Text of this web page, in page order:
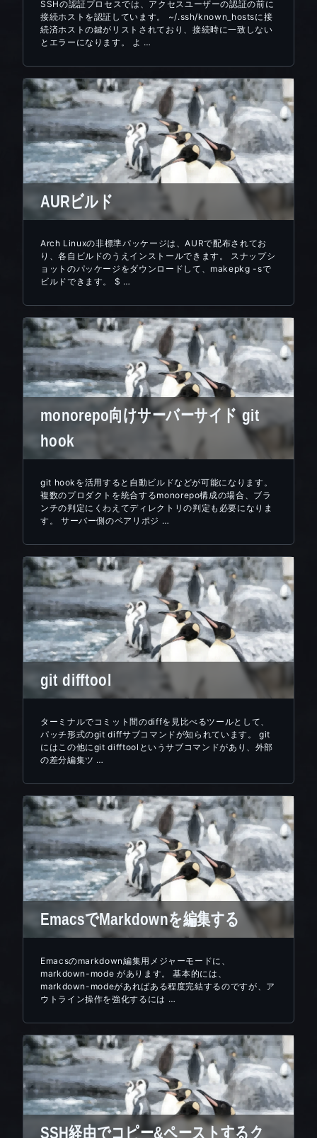
SSHの認証プロセスでは、アクセスユーザーの認証の前に
接続ホストを認証しています。 ~/.ssh/known_hostsに接
続済ホストの鍵がリストされており、接続時に一致しない
とエラーになります。 よ …
AURビルド
Arch Linuxの非標準パッケージは、AURで配布されてお
り、各自ビルドのうえインストールできます。 スナップシ
ョットのパッケージをダウンロードして、makepkg -sで
ビルドできます。 $ …
monorepo向けサーバーサイド git
hook
git hookを活用すると自動ビルドなどが可能になります。
複数のプロダクトを統合するmonorepo構成の場合、ブラ
ンチの判定にくわえてディレクトリの判定も必要になりま
す。 サーバー側のベアリポジ …
git difftool
ターミナルでコミット間のdiffを見比べるツールとして、
パッチ形式のgit diffサブコマンドが知られています。 git
にはこの他にgit difftoolというサブコマンドがあり、外部
の差分編集ツ …
EmacsでMarkdownを編集する
Emacsのmarkdown編集用メジャーモードに、
markdown-mode があります。 基本的には、
markdown-modeがあればある程度完結するのですが、ア
ウトライン操作を強化するには …
SSH経由でコピー&ペーストするク